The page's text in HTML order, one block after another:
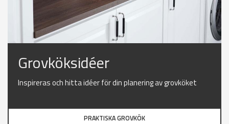
Grovköksidéer
Inspireras och hitta idéer för din planering av grovköket
PRAKTISKA GROVKÖK